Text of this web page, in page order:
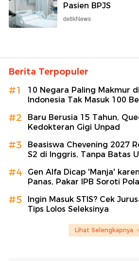
Pasien BPJS
detikNews
Berita Terpopuler
#1
10 Negara Paling Makmur
Indonesia Tak Masuk 100
#2
Baru Berusia 15 Tahun,
Kedokteran Gigi Unpad
#3
Beasiswa Chevening 2027
S2 di Inggris, Tanpa Batas
#4
Gen Alfa Dicap 'Manja'
Panas, Pakar IPB Soroti
#5
Ingin Masuk STIS? Cek
Tips Lolos Seleksinya
Lihat Selengkapnya